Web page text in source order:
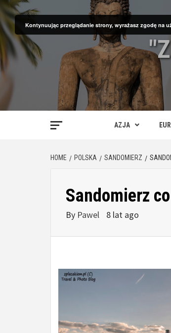
Skip
to
content
AZJA
HOME POLSKA SANDOMIERZ
Sandomierz
By Pawel 8 lat ago
Kontynuując przeglądanie strony, wyrażasz zgodę na